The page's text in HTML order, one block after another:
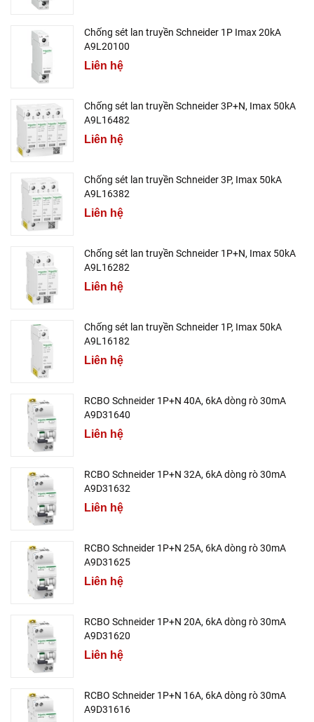
Chống sét lan truyền Schneider 1P Imax 20kA
A9L20100
Liên hệ
Chống sét lan truyền Schneider 3P+N, Imax 50kA
A9L16482
Liên hệ
Chống sét lan truyền Schneider 3P, Imax 50kA
A9L16382
Liên hệ
Chống sét lan truyền Schneider 1P+N, Imax 50kA
A9L16282
Liên hệ
Chống sét lan truyền Schneider 1P, Imax 50kA
A9L16182
Liên hệ
RCBO Schneider 1P+N 40A, 6kA dòng rò 30mA
A9D31640
Liên hệ
RCBO Schneider 1P+N 32A, 6kA dòng rò 30mA
A9D31632
Liên hệ
RCBO Schneider 1P+N 25A, 6kA dòng rò 30mA
A9D31625
Liên hệ
RCBO Schneider 1P+N 20A, 6kA dòng rò 30mA
A9D31620
Liên hệ
RCBO Schneider 1P+N 16A, 6kA dòng rò 30mA
A9D31616